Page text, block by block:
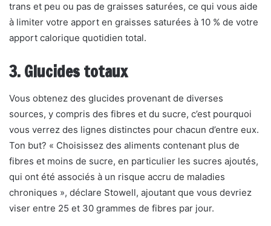
trans et peu ou pas de graisses saturées, ce qui vous aide
à limiter votre apport en graisses saturées à 10 % de votre
apport calorique quotidien total.
3. Glucides totaux
Vous obtenez des glucides provenant de diverses
sources, y compris des fibres et du sucre, c’est pourquoi
vous verrez des lignes distinctes pour chacun d’entre eux.
Ton but? « Choisissez des aliments contenant plus de
fibres et moins de sucre, en particulier les sucres ajoutés,
qui ont été associés à un risque accru de maladies
chroniques », déclare Stowell, ajoutant que vous devriez
viser entre 25 et 30 grammes de fibres par jour.